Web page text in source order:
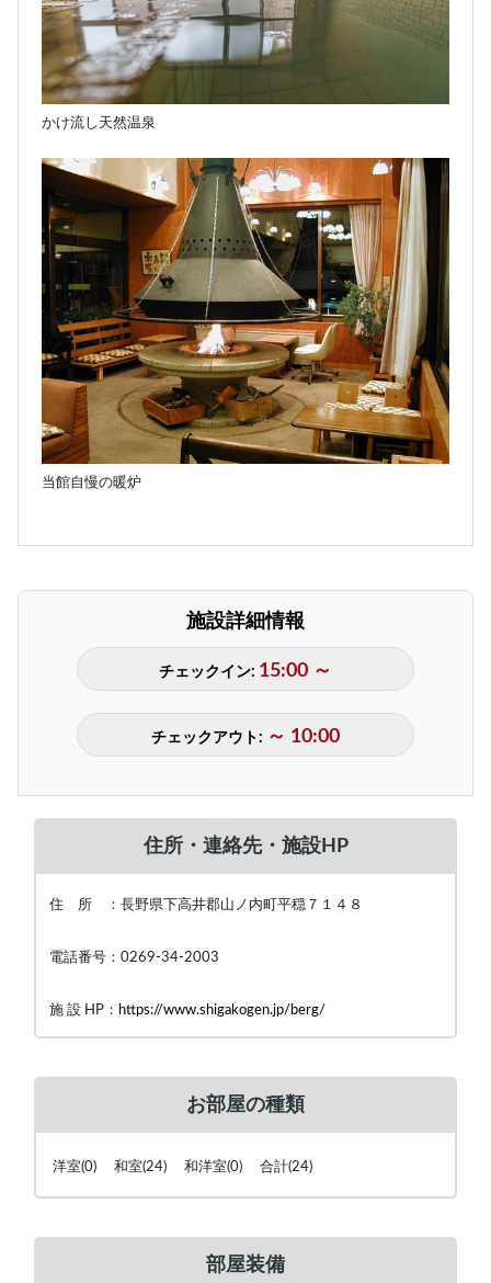
かけ流し天然温泉
当館自慢の暖炉
施設詳細情報
チェックイン: 15:00 ～
チェックアウト: ～ 10:00
住所・連絡先・施設HP
住 所 ：長野県下高井郡山ノ内町平穏７１４８
電話番号：0269-34-2003
施 設 HP： https://www.shigakogen.jp/berg/
お部屋の種類
洋室(0) 和室(24) 和洋室(0) 合計(24)
部屋装備